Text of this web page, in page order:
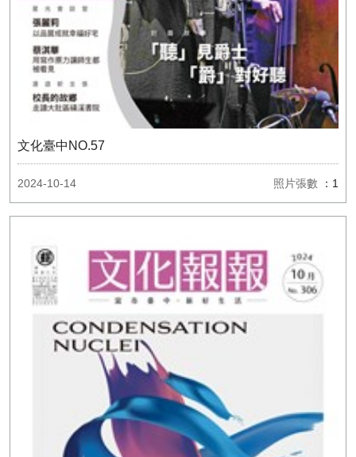
文化臺中NO.57
2024-10-14 照片張數 ：1